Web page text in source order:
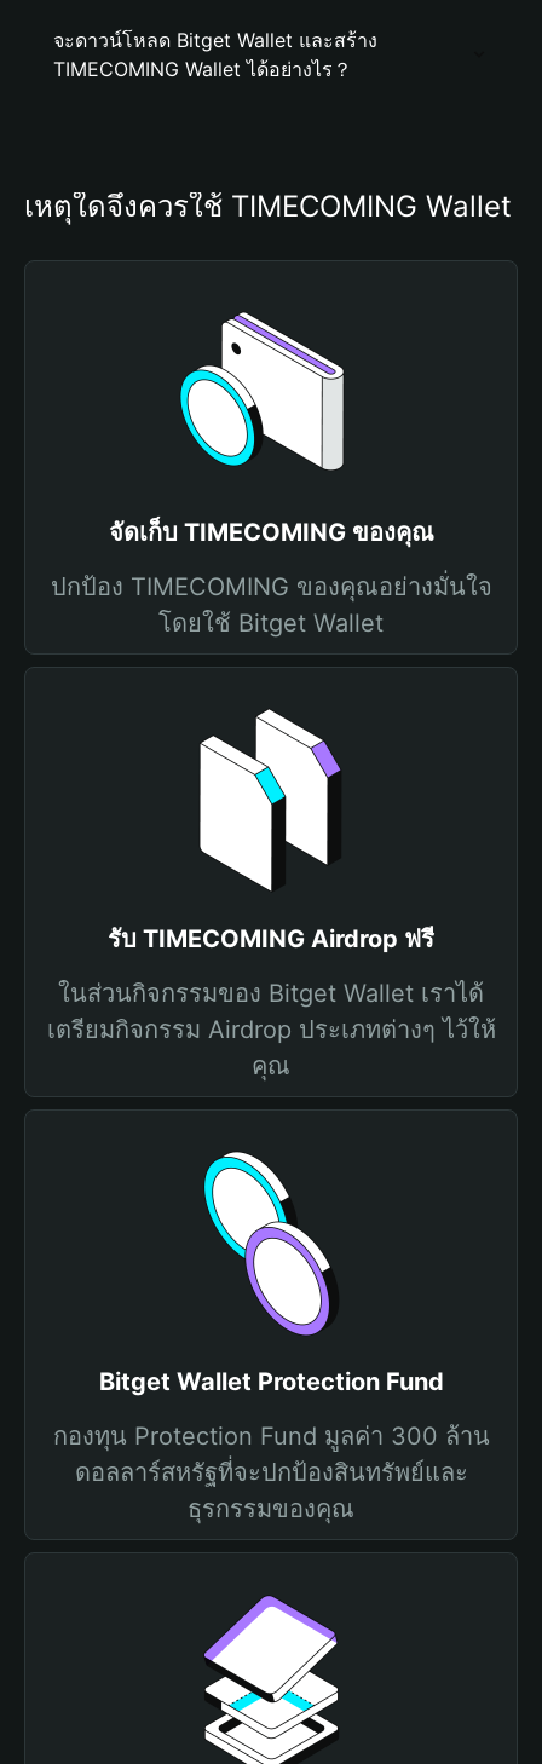
จะดาวน์โหลด Bitget Wallet และสร้าง
TIMECOMING Wallet ได้อย่างไร？
เหตุใดจึงควรใช้ TIMECOMING Wallet
จัดเก็บ TIMECOMING ของคุณ
ปกป้อง TIMECOMING ของคุณอย่างมั่นใจ
โดยใช้ Bitget Wallet
รับ TIMECOMING Airdrop ฟรี
ในส่วนกิจกรรมของ Bitget Wallet เราได้
เตรียมกิจกรรม Airdrop ประเภทต่างๆ ไว้ให้
คุณ
Bitget Wallet Protection Fund
กองทุน Protection Fund มูลค่า 300 ล้าน
ดอลลาร์สหรัฐที่จะปกป้องสินทรัพย์และ
ธุรกรรมของคุณ